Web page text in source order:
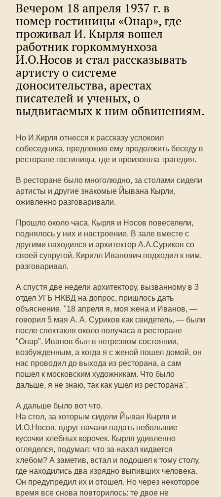
Вечером 18 апреля 1937 г. в
номер гостиницы «Онар», где
проживал И. Кырля вошел
работник горкоммунхоза
И.О.Носов и стал рассказывать
артисту о системе
доносительства, арестах
писателей и ученых, о
выдвигаемых к ним обвинениям.
Но И.Кирля отнесся к рассказу успокоил
собеседника, предложив ему продолжить беседу в
ресторане гостиницы, где и произошла трагедия.
В ресторане было многолюдно, за столами сидели
артисты и другие знакомые Йывана Кырли,
оживленно разговаривали.
Прошло около часа, Кырля и Носов повеселели,
поднялось у них и настроение. В зале вместе с
другими находился и архитектор А.А.Суриков со
своей супругой. Кирилл Иванович подходил к ним,
разговаривал.
А спустя две недели архитектору, вызванному в 3
отдел УГБ НКВД на допрос, пришлось дать
объяснение. "18 апреля я, моя жена и Иванов, —
говорил 5 мая А. А. Суриков как свидетель, — были
после спектакля около получаса в ресторане
"Онар". Иванов был в нетрезвом состоянии,
возбужденным, а когда я с женой пошел домой, он
нас проводил до выхода из ресторана, а сам
пошел к московским художникам. Что было
дальше, я не знаю, так как ушел из ресторана".
А дальше было вот что.
На стол, за которым сидели Йыван Кырля и
И.О.Носов, вдруг начали падать небольшие
кусочки хлебных корочек. Кырля удивленно
огляделся, подумал: что за нахал кидается
хлебом? А заметив, встал и подошел к тому столу,
где находились два изрядно выпивших человека.
Он предупредил их и отошел. Но через некоторое
время все снова повторилось: те двое не